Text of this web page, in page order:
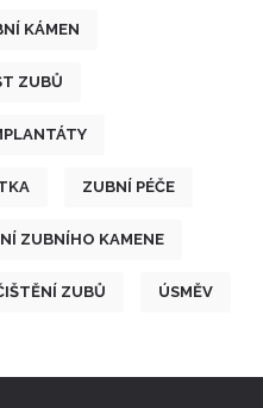
KÁMEN
ZUBŮ
ZUBNÍ PÉČE
ZUBNÍHO KAMENE
ZUBŮ ÚSMĚV